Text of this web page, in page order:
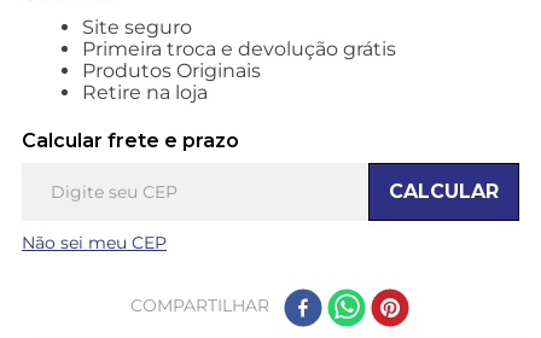
Site seguro
Primeira troca e devolução grátis
Produtos Originais
Retire na loja
Calcular frete e prazo
CALCULAR
Não sei meu CEP
COMPARTILHAR